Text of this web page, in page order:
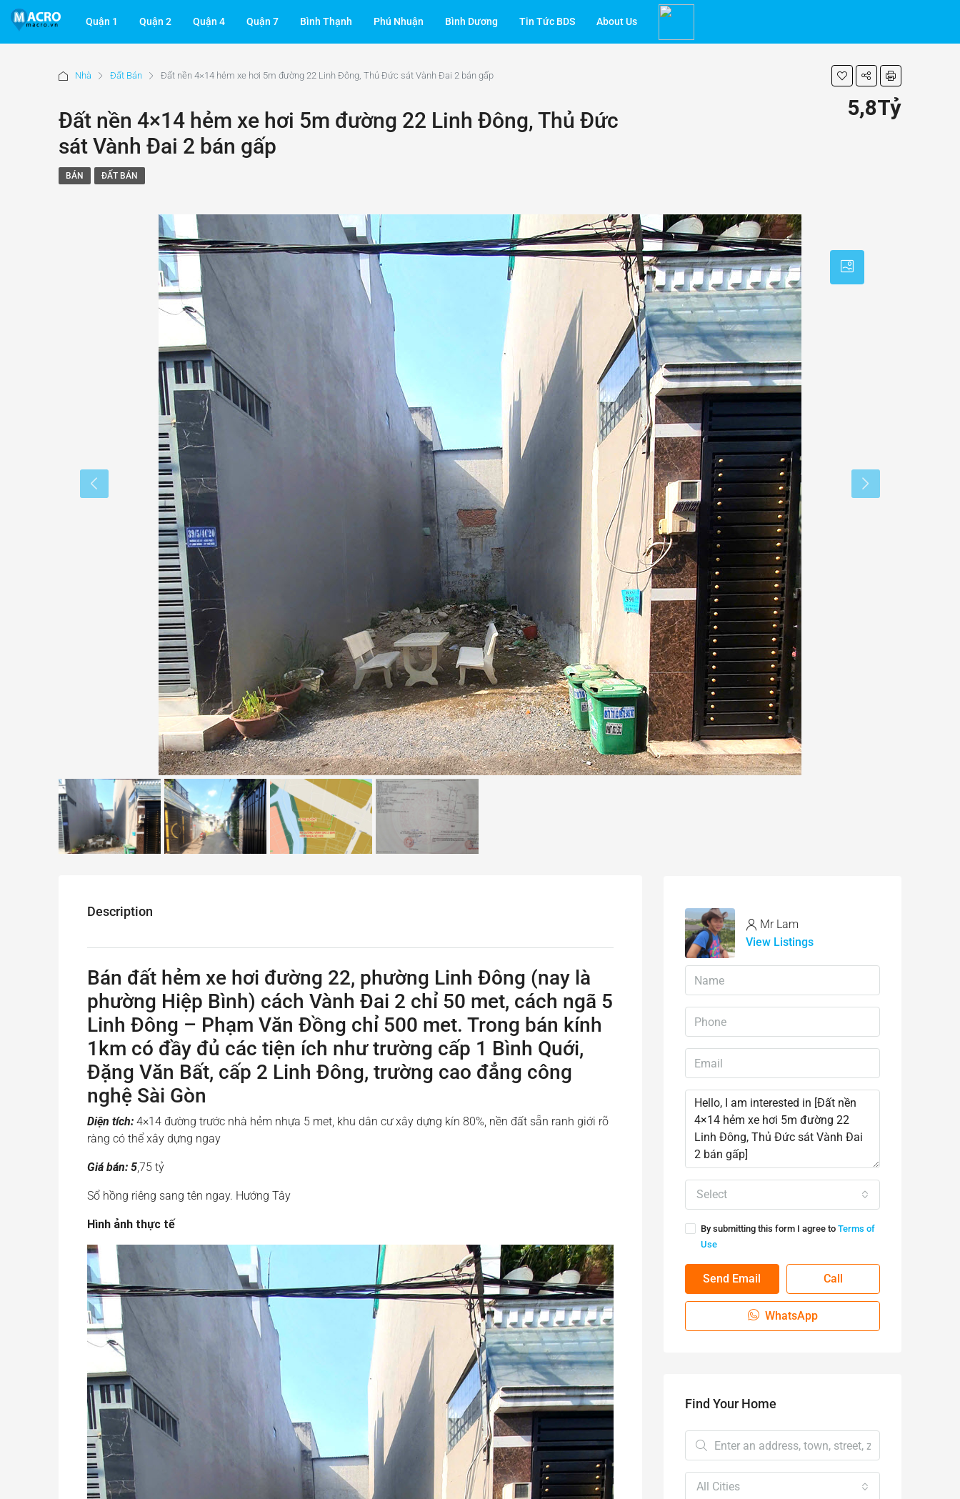
Quận 1 Quận 2 Quận 4 Quận 7 Bình Thạnh Phú Nhuận Bình Dương Tin Tức BDS About Us
Nhà Đất Bán Đất nền 4×14 hẻm xe hơi 5m đường 22 Linh Đông, Thủ Đức sát Vành Đai 2 bán gấp
Đất nền 4×14 hẻm xe hơi 5m đường 22 Linh Đông, Thủ Đức
sát Vành Đai 2 bán gấp
5,8Tỷ
BÁN ĐẤT BÁN
Description
Bán đất hẻm xe hơi đường 22, phường Linh Đông (nay là
phường Hiệp Bình) cách Vành Đai 2 chỉ 50 met, cách ngã 5
Linh Đông – Phạm Văn Đồng chỉ 500 met. Trong bán kính
1km có đầy đủ các tiện ích như trường cấp 1 Bình Quới,
Đặng Văn Bất, cấp 2 Linh Đông, trường cao đẳng công
nghệ Sài Gòn
Diện tích: 4×14 đường trước nhà hẻm nhựa 5 met, khu dân cư xây dựng kín 80%, nền đất sẵn ranh giới rõ
ràng có thể xây dựng ngay
Giá bán: 5,75 tỷ
Sổ hồng riêng sang tên ngay. Hướng Tây
Hình ảnh thực tế
Mr Lam
View Listings
Select
By submitting this form I agree to Terms of
Use
Send Email Call
WhatsApp
Find Your Home
All Cities